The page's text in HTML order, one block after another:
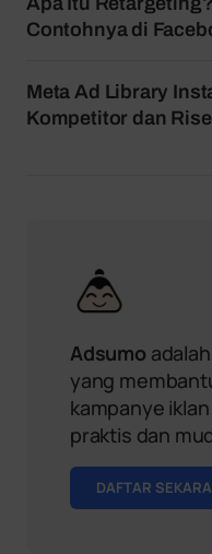
Contohnya di
Meta Ad Library
Kompetitor dan
Adsumo
yang
kampanye
praktis dan
DAFTAR